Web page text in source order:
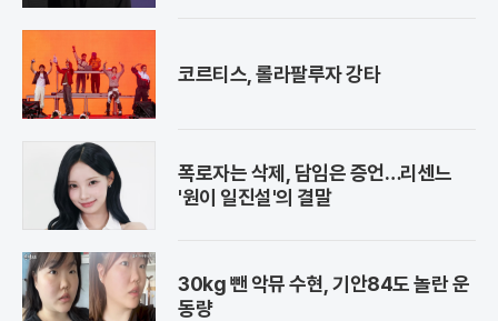
코르티스, 롤라팔루자 강타
폭로자는 삭제, 담임은 증언…리센느
'원이 일진설'의 결말
30kg 뺀 악뮤 수현, 기안84도 놀란 운
동량